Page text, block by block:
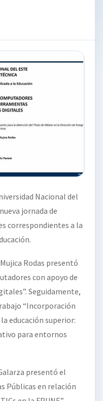
Nacional del
jornada de
correspondientes a la
Rodas presentó
con apoyo de
Seguidamente,
“Incorporación
educación superior:
para entornos
presentó el
Públicas en relación